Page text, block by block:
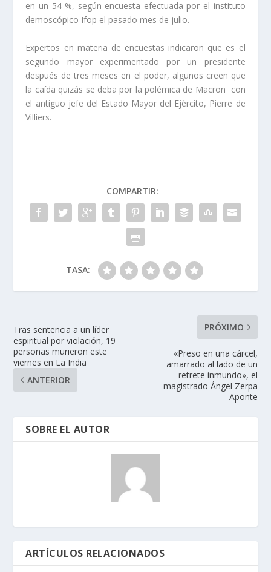
en un 54 %, según encuesta efectuada por el instituto
demoscópico Ifop el pasado mes de julio.
Expertos en materia de encuestas indicaron que es el
segundo mayor experimentado por un presidente
después de tres meses en el poder, algunos creen que
la caída quizás se deba por la polémica de Macron con
el antiguo jefe del Estado Mayor del Ejército, Pierre de
Villiers.
COMPARTIR:
TASA:
Tras sentencia a un líder
espiritual por violación, 19
personas murieron este
viernes en La India
ANTERIOR
PRÓXIMO
«Preso en una cárcel,
amarrado al lado de un
retrete inmundo», el
magistrado Ángel Zerpa
Aponte
SOBRE EL AUTOR
ARTÍCULOS RELACIONADOS